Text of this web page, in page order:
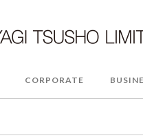
CORPORATE